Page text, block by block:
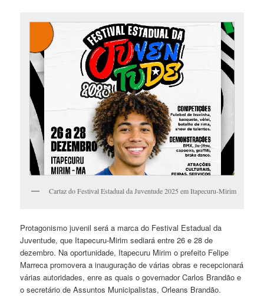
Cartaz do Festival Estadual da Juventude 2025 em Itapecuru-Mirim
Protagonismo juvenil será a marca do Festival Estadual da
Juventude, que Itapecuru-Mirim sediará entre 26 e 28 de
dezembro. Na oportunidade, Itapecuru Mirim o prefeito Felipe
Marreca promovera a inauguração de várias obras e recepcionará
várias autoridades, enre as quais o governador Carlos Brandão e
o secretário de Assuntos Municipalistas, Orleans Brandão.